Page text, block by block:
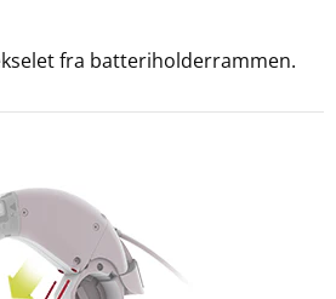
fra batteriholderrammen.